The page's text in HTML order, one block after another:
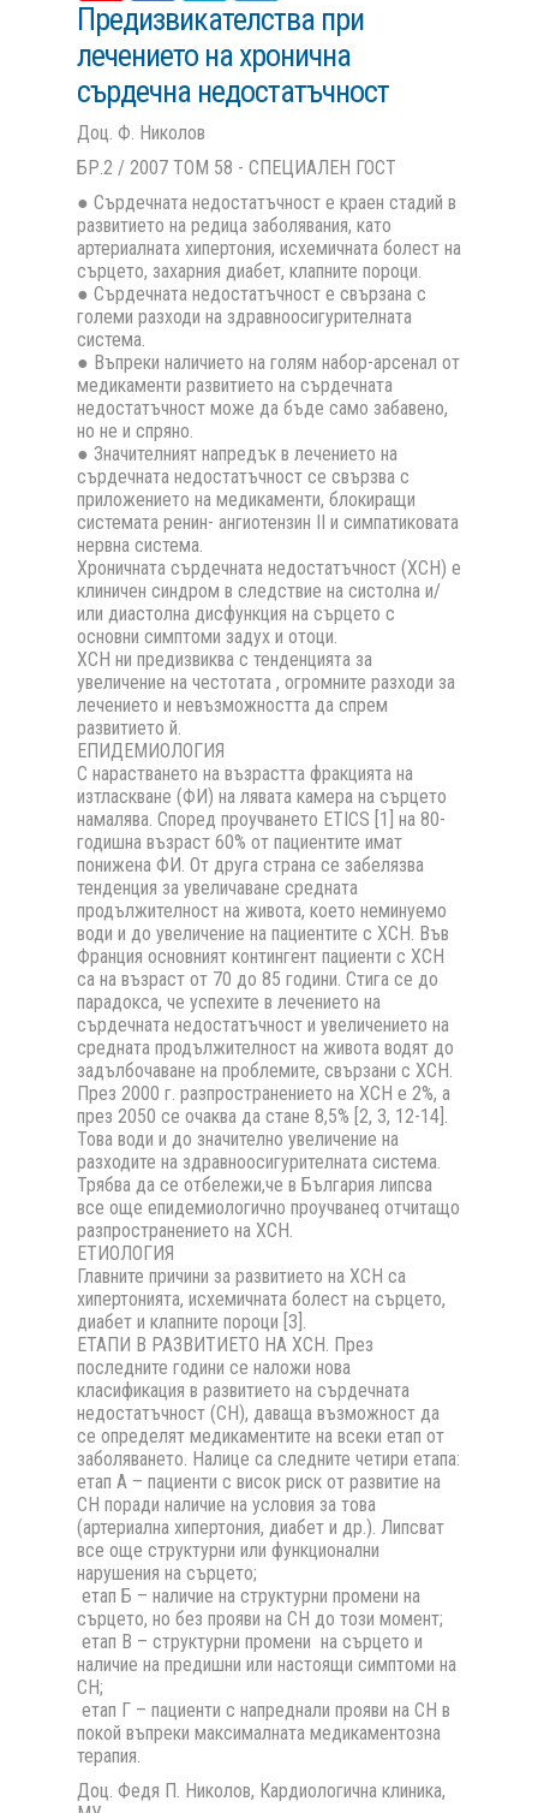
Предизвикателства при
лечението на хронична
сърдечна недостатъчност
Доц. Ф. Николов
БР.2 / 2007 ТОМ 58 - СПЕЦИАЛЕН ГОСТ
● Сърдечната недостатъчност е краен стадий в
развитието на редица заболявания, като
артериалната хипертония, исхемичната болест на
сърцето, захарния диабет, клапните пороци.
● Сърдечната недостатъчност е свързана с
големи разходи на здравноосигурителната
система.
● Въпреки наличието на голям набор-арсенал от
медикаменти развитието на сърдечната
недостатъчност може да бъде само забавено,
но не и спряно.
● Значителният напредък в лечението на
сърдечната недостатъчност се свързва с
приложението на медикаменти, блокиращи
системата ренин- ангиотензин II и симпатиковата
нервна система.
Хроничната сърдечната недостатъчност (ХСН) е
клиничен синдром в следствие на систолна и/
или диастолна дисфункция на сърцето с
основни симптоми задух и отоци.
ХСН ни предизвиква с тенденцията за
увеличение на честотата , огромните разходи за
лечението и невъзможността да спрем
развитието й.
ЕПИДЕМИОЛОГИЯ
С нарастването на възрастта фракцията на
изтласкване (ФИ) на лявата камера на сърцето
намалява. Според проучването ETICS [1] на 80-
годишна възраст 60% от пациентите имат
понижена ФИ. От друга страна се забелязва
тенденция за увеличаване средната
продължителност на живота, което неминуемо
води и до увеличение на пациентите с ХСН. Във
Франция основният контингент пациенти с ХСН
са на възраст от 70 до 85 години. Стига се до
парадокса, че успехите в лечението на
сърдечната недостатъчност и увеличението на
средната продължителност на живота водят до
задълбочаване на проблемите, свързани с ХСН.
През 2000 г. разпространението на ХСН е 2%, а
през 2050 се очаква да стане 8,5% [2, 3, 12-14].
Това води и до значително увеличение на
разходите на здравноосигурителната система.
Трябва да се отбележи,че в България липсва
все още епидемиологично проучванеq отчитащо
разпространението на ХСН.
ЕТИОЛОГИЯ
Главните причини за развитието на ХСН са
хипертонията, исхемичната болест на сърцето,
диабет и клапните пороци [3].
ЕТАПИ В РАЗВИТИЕТО НА ХСН. През
последните години се наложи нова
класификация в развитието на сърдечната
недостатъчност (СН), даваща възможност да
се определят медикаментите на всеки етап от
заболяването. Налице са следните четири етапа:
етап А – пациенти с висок риск от развитие на
СН поради наличие на условия за това
(артериална хипертония, диабет и др.). Липсват
все още структурни или функционални
нарушения на сърцето;
етап Б – наличие на структурни промени на
сърцето, но без прояви на СН до този момент;
етап В – структурни промени на сърцето и
наличие на предишни или настоящи симптоми на
СН;
етап Г – пациенти с напреднали прояви на СН в
покой въпреки максималната медикаментозна
терапия.
Доц. Федя П. Николов, Кардиологична клиника,